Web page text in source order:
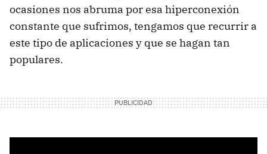
ocasiones nos abruma por esa hiperconexión
constante que sufrimos, tengamos que recurrir a
este tipo de aplicaciones y que se hagan tan
populares.